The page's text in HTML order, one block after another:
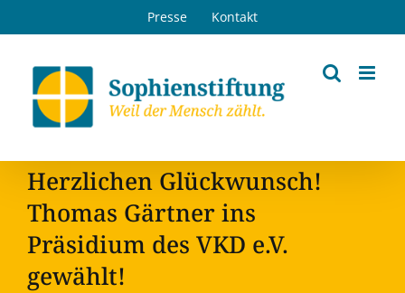
Inhalt
Presse Kontakt
Herzlichen Glückwunsch!
Thomas Gärtner ins
Präsidium des VKD e.V.
gewählt!